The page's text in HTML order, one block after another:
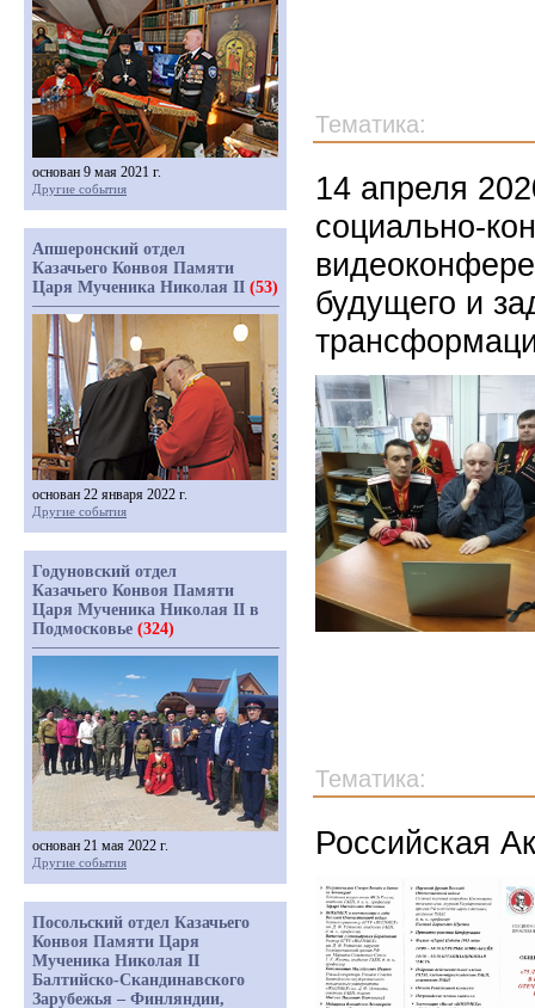
Тематика:
14 апреля
социально-
будущего и
Тематика:
Российская
основан 9 мая 2021 г.
Другие события
Апшеронский отдел
Казачьего Конвоя Памяти
Царя Мученика Николая II (53)
основан 22 января 2022 г.
Другие события
Годуновский отдел
Казачьего Конвоя Памяти
Царя Мученика Николая II в
Подмосковье (324)
основан 21 мая 2022 г.
Другие события
Посольский отдел Казачьего
Конвоя Памяти Царя
Мученика Николая II
Балтийско-Скандинавского
Зарубежья – Финляндии,